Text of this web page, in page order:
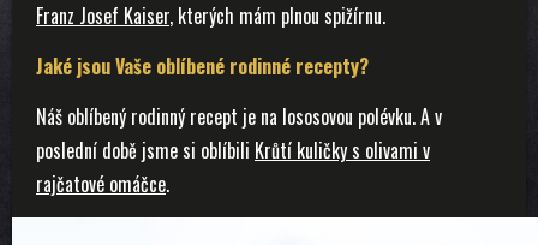
Franz Josef Kaiser, kterých mám plnou spižírnu.
Jaké jsou Vaše oblíbené rodinné recepty?
Náš oblíbený rodinný recept je na lososovou polévku. A v
poslední době jsme si oblíbili Krůtí kuličky s olivami v
rajčatové omáčce.